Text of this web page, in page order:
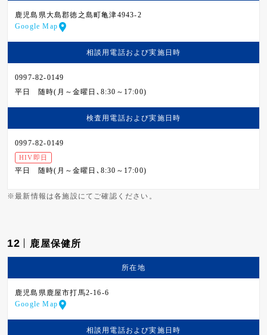
鹿児島県大島郡徳之島町亀津4943-2
Google Map
相談用電話および実施日時
0997-82-0149
平日
随時(月～金曜日､8:30～17:00)
検査用電話および実施日時
0997-82-0149
HIV即日
平日 随時(月～金曜日､8:30～17:00)
※最新情報は各施設にてご確認ください。
12 鹿屋保健所
所在地
鹿児島県鹿屋市打馬2-16-6
Google Map
相談用電話および実施日時